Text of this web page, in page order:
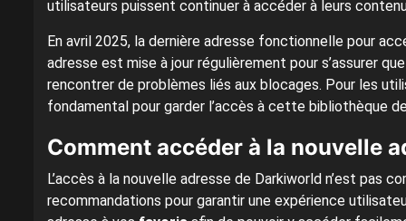
utilisateurs puissent continuer à accéder à leurs
En avril 2025, la dernière adresse fonctionnelle pour
adresse est mise à jour régulièrement pour s’assurer
rencontrer de problèmes liés aux blocages. Pour les
fondamental pour garder l’accès à cette bibliothèque
Comment accéder à la nouvelle
L’accès à la nouvelle adresse de Darkiworld n’est pas
recommandations pour garantir une expérience